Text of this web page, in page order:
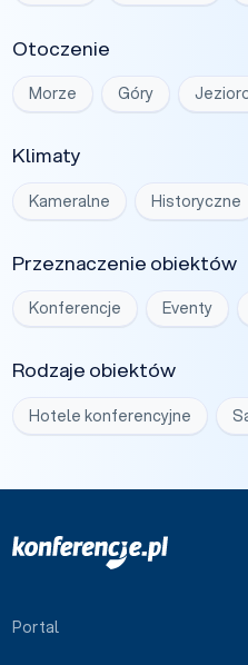
Otoczenie
Morze Góry
Klimaty
Kameralne Historyczne
Przeznaczenie obiektów
Konferencje Eventy
Rodzaje obiektów
Hotele konferencyjne
Portal